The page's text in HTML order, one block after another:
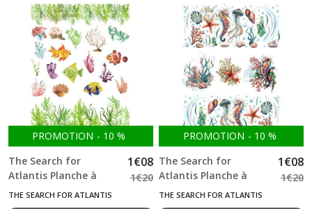
PROMOTION - 10 %
The Search for
Atlantis Planche à
détourer algues,
1€08
1€20
THE SEARCH FOR ATLANTIS
PROMOTION - 10 %
The Search for
Atlantis Planche à
détourer hippocampe,
1€08
1€20
THE SEARCH FOR ATLANTIS